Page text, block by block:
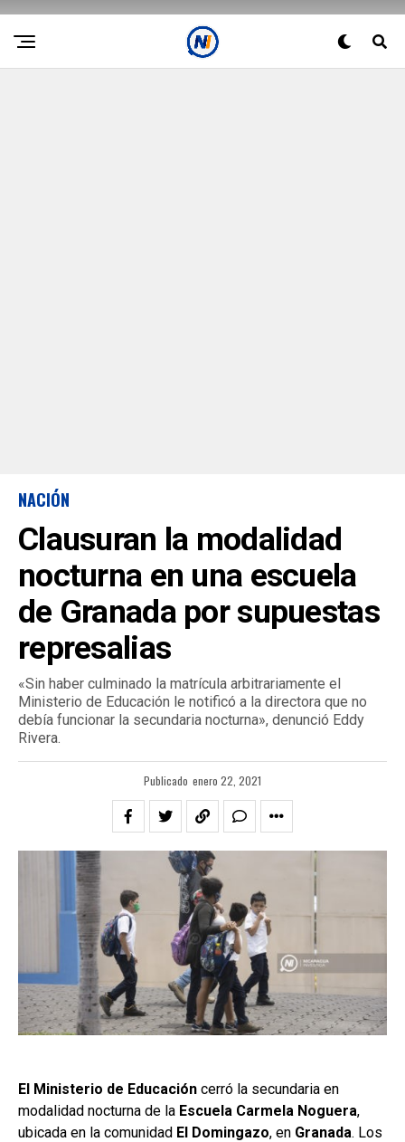
NACIÓN
Clausuran la modalidad
nocturna en una escuela
de Granada por supuestas
represalias
«Sin haber culminado la matrícula arbitrariamente el
Ministerio de Educación le notificó a la directora que no
debía funcionar la secundaria nocturna», denunció Eddy
Rivera.
Publicado enero 22, 2021
El Ministerio de Educación cerró la secundaria en
modalidad nocturna de la Escuela Carmela Noguera,
ubicada en la comunidad El Domingazo, en Granada. Los